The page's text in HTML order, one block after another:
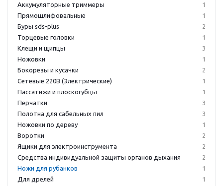
Аккумуляторные триммеры
1
Прямошлифовальные
1
Буры sds-plus
2
Торцевые головки
1
Клещи и щипцы
3
Ножовки
1
Бокорезы и кусачки
2
Сетевые 220В (Электрические)
1
Пассатижи и плоскогубцы
1
Перчатки
3
Полотна для сабельных пил
3
Ножовки по дереву
1
Воротки
2
Ящики для электроинструмента
2
Средства индивидуальной защиты органов дыхания
2
Ножи для рубанков
1
Для дрелей
1